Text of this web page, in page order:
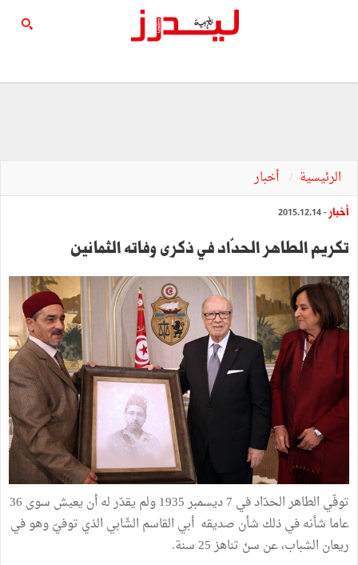
الرئيسية أخبار
أخبار - 2015.12.14
تكريم الطاهر الحدّاد في ذكرى وفاته الثمانين
توفّي الطاهر الحدّاد في 7 ديسمبر 1935 ولم يقدّر له أن يعيش سوى 36
عاما شأنه في ذلك شأن صديقه أبي القاسم الشّابي الذي توفيّ وهو في
ريعان الشباب، عن سنّ تناهز 25 سنة.